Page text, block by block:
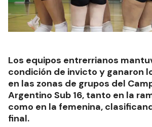
Los equipos entrerrianos
condición de invicto y ganaron
en las zonas de grupos del
Argentino Sub 16, tanto en la
como en la femenina,
final.